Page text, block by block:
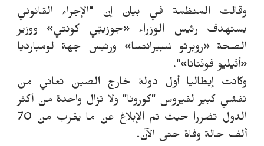
وقالت المنظمة في بيان إن "الإجراء القانوني
يستهدف رئيس الوزراء «جوزيبّي كونتي» ووزير
الصحة «روبرتو سْبيرانتسا» ورئيس جهة لومبارديا
«أتّيليو فونْتانا»".
وكانت إيطاليا أول دولة خارج الصين تعاني من
تفشي كبير لفيروس "كورونا" ولا تزال واحدة من أكثر
الدول تضررا حيث تم الإبلاغ عن ما يقرب من 70
ألف حالة وفاة حتى الآن.